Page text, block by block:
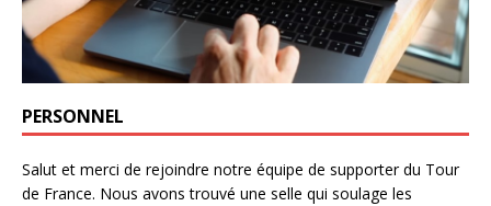
PERSONNEL
Salut et merci de rejoindre notre équipe de supporter du Tour
de France. Nous avons trouvé une selle qui soulage les